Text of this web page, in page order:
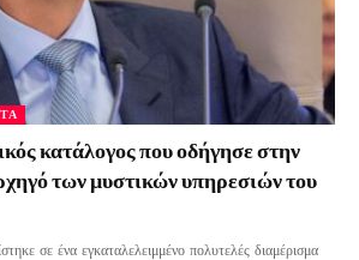
κατάλογος που οδήγησε στην
των μυστικών υπηρεσιών του
σε ένα εγκαταλελειμμένο πολυτελές διαμέρισμα